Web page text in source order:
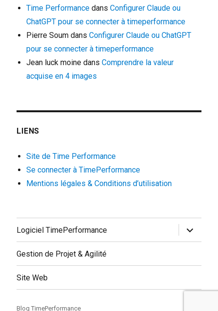
Time Performance dansConfigurer Claude ou
ChatGPT pour se connecter à timeperformance
Pierre Soum dansConfigurer Claude ou ChatGPT
pour se connecter à timeperformance
Jean luck moine dansComprendre la valeur
acquise en 4 images
LIENS
Site de Time Performance
Se connecter à TimePerformance
Mentions légales & Conditions d’utilisation
Logiciel TimePerformance
ouvrir
le
sous-
Gestion de Projet & Agilité
Site Web
Blog TimePerformance